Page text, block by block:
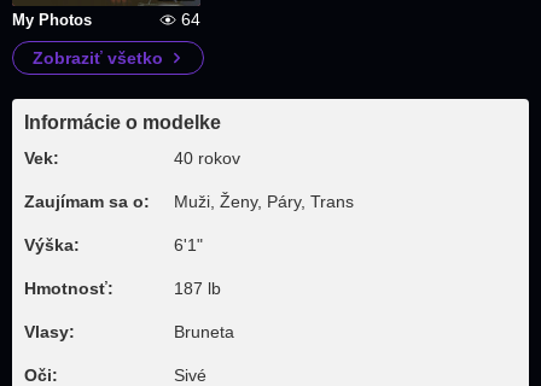
My Photos
64
Zobraziť všetko
Informácie o modelke
Vek: 40 rokov
Zaujímam sa o: Muži, Ženy, Páry, Trans
Výška: 6'1"
Hmotnosť: 187 lb
Vlasy: Bruneta
Oči: Sivé